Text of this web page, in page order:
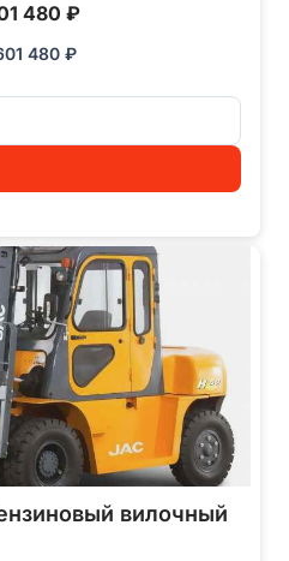
480 ₽
480 ₽
вилочный